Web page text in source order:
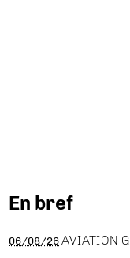
En bref
06/08/26 AVIATION